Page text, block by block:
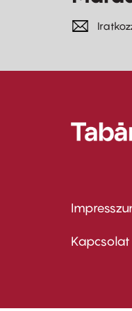
menu
Kapcsolat